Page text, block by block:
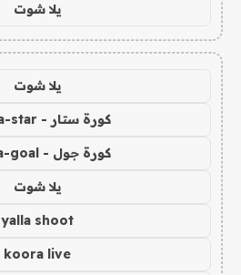
يلا شوت
يلا شوت
كورة ستار - koora-star
كورة جول - koora-goal
يلا شوت
yalla shoot
koora live